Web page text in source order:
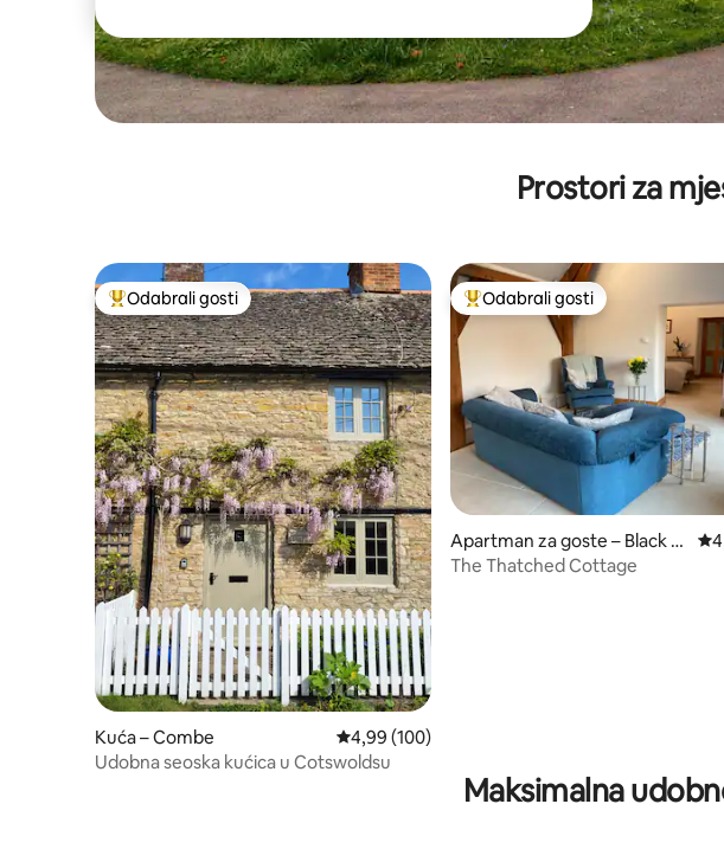
Prostori za
Među najviše rangiranima s oznakom „Odabrali gosti”
Odabrali gosti
Kuća – Combe Prosječna ocjena: 4,99/5, recenzija: 100
4,99 (100)
Udobna seoska kućica u Cotswoldsu
Među najviše rangiranima s
Odabrali gosti
Apartman za goste – Black B
ourton
The Thatched Cottage
Maksimalna